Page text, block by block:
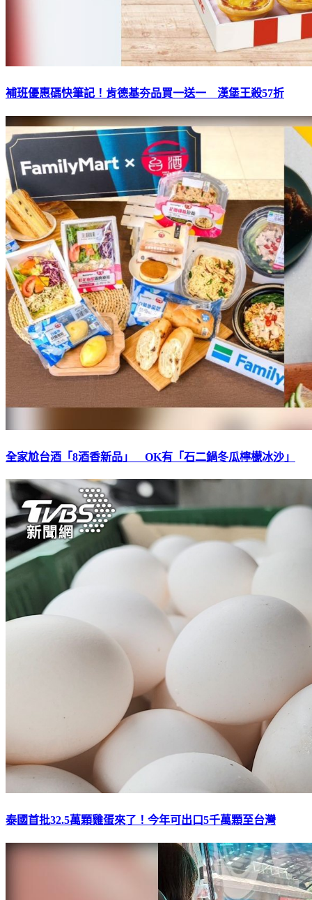
補班優惠碼快筆記！肯德基夯品買一送一 漢堡王殺57折
全家尬台酒「8酒香新品」 OK有「石二鍋冬瓜檸檬冰沙」
泰國首批32.5萬顆雞蛋來了！今年可出口5千萬顆至台灣